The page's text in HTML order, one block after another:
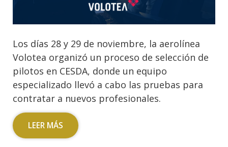
Los días 28 y 29 de noviembre, la aerolínea
Volotea organizó un proceso de selección de
pilotos en CESDA, donde un equipo
especializado llevó a cabo las pruebas para
contratar a nuevos profesionales.
LEER MÁS